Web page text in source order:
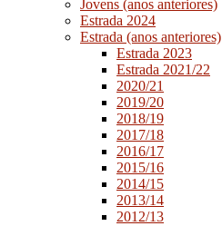
Jovens (anos anteriores)
Estrada 2024
Estrada (anos anteriores)
Estrada 2023
Estrada 2021/22
2020/21
2019/20
2018/19
2017/18
2016/17
2015/16
2014/15
2013/14
2012/13